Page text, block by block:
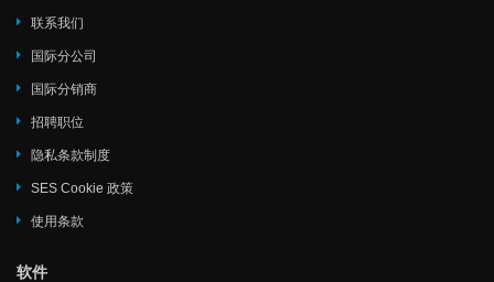
联系我们
国际分公司
国际分销商
招聘职位
隐私条款制度
SES Cookie 政策
使用条款
软件